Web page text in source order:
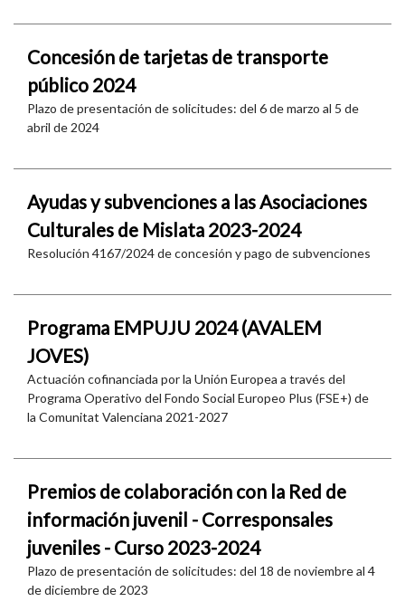
Concesión de tarjetas de transporte
público 2024
Plazo de presentación de solicitudes: del 6 de marzo al 5 de
abril de 2024
Ayudas y subvenciones a las Asociaciones
Culturales de Mislata 2023-2024
Resolución 4167/2024 de concesión y pago de subvenciones
Programa EMPUJU 2024 (AVALEM
JOVES)
Actuación cofinanciada por la Unión Europea a través del
Programa Operativo del Fondo Social Europeo Plus (FSE+) de
la Comunitat Valenciana 2021-2027
Premios de colaboración con la Red de
información juvenil - Corresponsales
juveniles - Curso 2023-2024
Plazo de presentación de solicitudes: del 18 de noviembre al 4
de diciembre de 2023